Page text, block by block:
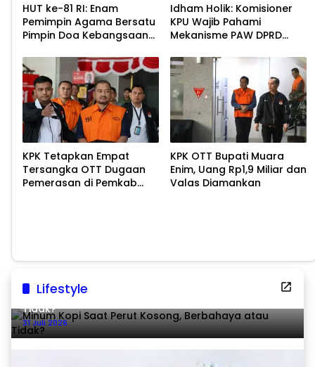
HUT ke-81 RI: Enam
Pemimpin Agama Bersatu
Pimpin Doa Kebangsaan
Idham Holik: Komisioner
KPU Wajib Pahami
Mekanisme PAW DPRD
KPK Tetapkan Empat
Tersangka OTT Dugaan
Pemerasan di Pemkab
KPK OTT Bupati Muara
Enim, Uang Rp1,9 Miliar dan
Valas Diamankan
Lifestyle
Minum Kopi Saat Perut Kosong, Berbahaya atau
Tidak?
31 Juli 2026